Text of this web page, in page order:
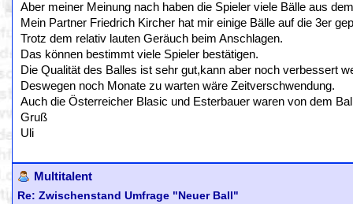
Aber meiner Meinung nach haben die Spieler viele Bälle aus
Mein Partner Friedrich Kircher hat mir einige Bälle auf die 3er
Trotz dem relativ lauten Geräuch beim Anschlagen.
Das können bestimmt viele Spieler bestätigen.
Die Qualität des Balles ist sehr gut,kann aber noch verbessert
Deswegen noch Monate zu warten wäre Zeitverschwendung.
Auch die Österreicher Blasic und Esterbauer waren von dem
Gruß
Uli
Multitalent
Re: Zwischenstand Umfrage "Neuer Ball"